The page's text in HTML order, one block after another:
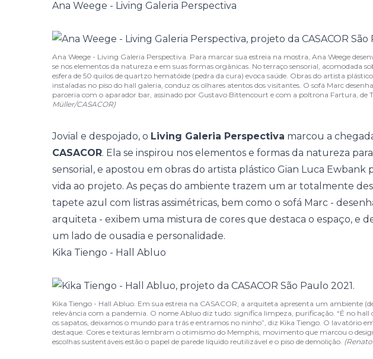
Ana Weege - Living Galeria Perspectiva
Ana Weege - Living Galeria Perspectiva. Para marcar sua estreia na mostra, Ana Weege
se nos elementos da natureza e em suas formas orgânicas. No terraço sensorial, acomodada
esfera de 50 quilos de quartzo hematóide (pedra da cura) evoca saúde. Obras do artista
instaladas no piso do hall galeria, conduz os olhares atentos dos visitantes. O sofá Marc
parceria com o aparador bar, assinado por Gustavo Bittencourt e com a poltrona Fartura, de
Müller/CASACOR)
Jovial e despojado, o Living Galeria Perspectiva marcou a
CASACOR. Ela se inspirou nos elementos e formas da natureza
sensorial, e apostou em obras do artista plástico Gian Luca Ewbank
vida ao projeto. As peças do ambiente trazem um ar totalmente
tapete azul com listras assimétricas, bem como o sofá Marc -
arquiteta - exibem uma mistura de cores que destaca o espaço, e
um lado de ousadia e personalidade.
Kika Tiengo - Hall Abluo
Kika Tiengo - Hall Abluo. Em sua estreia na CASACOR, a arquiteta apresenta um ambiente
relevância com a pandemia. O nome Abluo diz tudo: significa limpeza, purificação. “É no hall
os sapatos, deixamos o mundo para trás e entramos no ninho”, diz Kika Tiengo. O lavatório
destaque. Cores e texturas lembram o otimismo do Memphis, movimento que marcou o
escolhas sustentáveis estão o papel de parede líquido reutilizável e o piso de demolição.